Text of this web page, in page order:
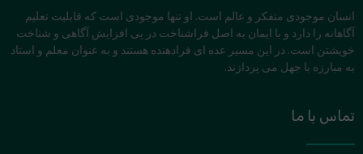
انسان موجودی متفکر و عالم است. او تنها موجودی است که قابلیت تعلیم
آگاهانه را دارد و با ایمان به اصل فراشناخت در پی افزایش آگاهی و شناخت
خویشتن است. در این مسیر عده ای فرادهنده هستند و به عنوان معلم و استاد
به مبارزه با جهل می پردازند.
تماس با ما